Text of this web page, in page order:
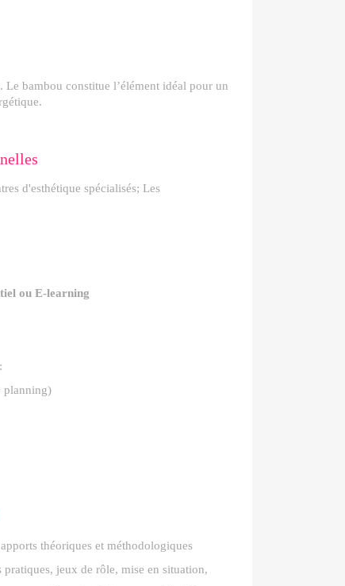
bambou constitue l’élément idéal pour un
d'esthétique spécialisés; Les
ou E-learning
planning)
théoriques et méthodologiques
pratiques, jeux de rôle, mise en situation,